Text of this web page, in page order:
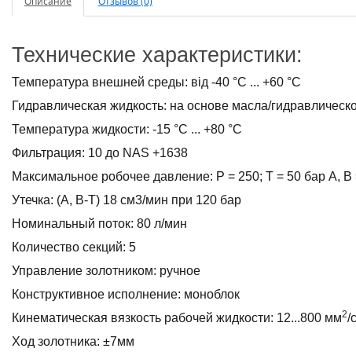
Технические характеристики:
Температура внешней среды: від -40 °C ... +60 °C
Гидравлическая жидкость: на основе масла/
Температура жидкости: -15 °C ... +80 °C
Фильтрация: 10 до NAS +1638
Максимальное робочее давление: Р = 250; Т = 50 бар А, В
Утечка: (A, B-T) 18 см3/мин при 120 бар
Номинальный поток: 80 л/мин
Количество секций: 5
Управление золотником: ручное
Конструктивное исполнение: моноблок
Кинематическая вязкость рабочей жидкости: 12...800 мм2/
Ход золотника: ±7мм